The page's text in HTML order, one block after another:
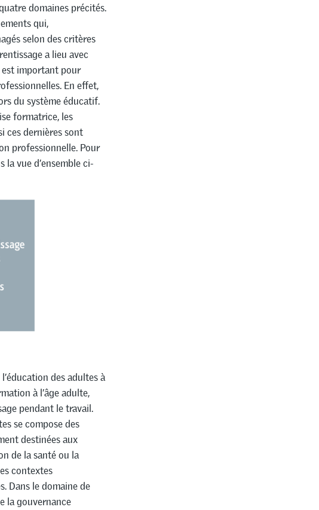
domaines précités.
qui,
selon des critères
a lieu avec
est important pour
En effet,
du système éducatif.
formatrice, les
ces dernières sont
professionnelle. Pour
la vue d’ensemble ci-
des adultes à
à l’âge adulte,
pendant le travail.
se compose des
destinées aux
de la santé ou la
contextes
Dans le domaine de
la gouvernance